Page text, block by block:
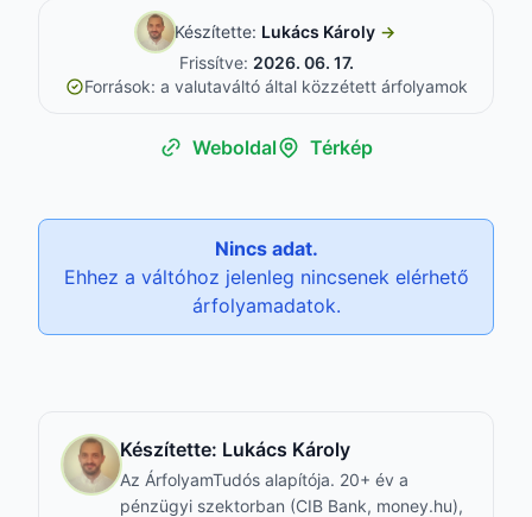
Készítette: Lukács Károly →
Frissítve: 2026. 06. 17.
Források: a valutaváltó által közzétett árfolyamok
Weboldal Térkép
Nincs adat.
Ehhez a váltóhoz jelenleg nincsenek elérhető
árfolyamadatok.
Készítette: Lukács Károly
Az ÁrfolyamTudós alapítója. 20+ év a
pénzügyi szektorban (CIB Bank, money.hu),